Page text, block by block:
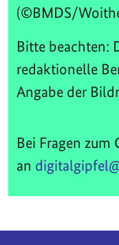
(©BMDS/
Bitte beachten:
redaktionelle
Angabe der
Bei Fragen
an